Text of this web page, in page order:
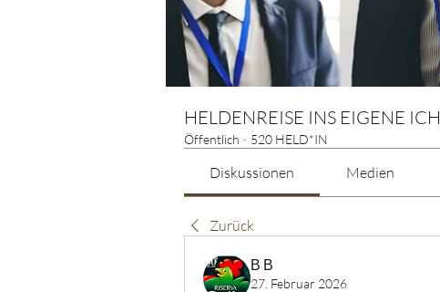
HELDENREISE INS EIGENE ICH
Öffentlich · 520 HELD*IN
Diskussionen Medien
Zurück
В В
27. Februar 2026